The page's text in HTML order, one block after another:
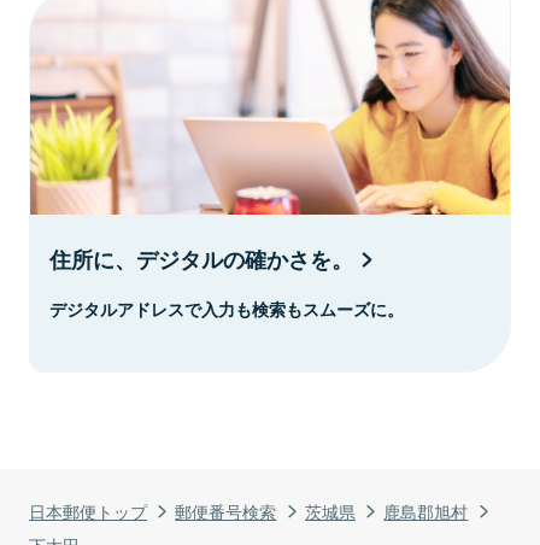
日本郵便トップ 郵便番号検索 茨城県
鹿島郡旭村
住所に、デジタルの確かさを。
デジタルアドレスで入力も検索もスムーズに。